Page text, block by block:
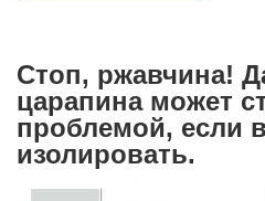
Стоп, ржавчина!
царапина может
проблемой, если
изолировать.